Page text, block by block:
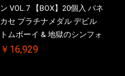
ン VOL.7 【BOX】20個入 バネ
カセ プラチナメダル デビル
トムボーイ & 地獄のシンフォ
ニー 初回シリアルNO.入 ケー
￥16,929